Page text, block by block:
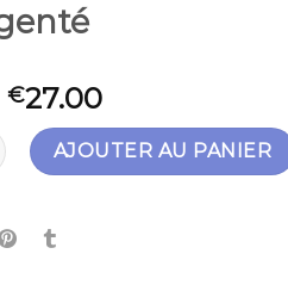
€27.00
argenté
AJOUTER AU PANIER